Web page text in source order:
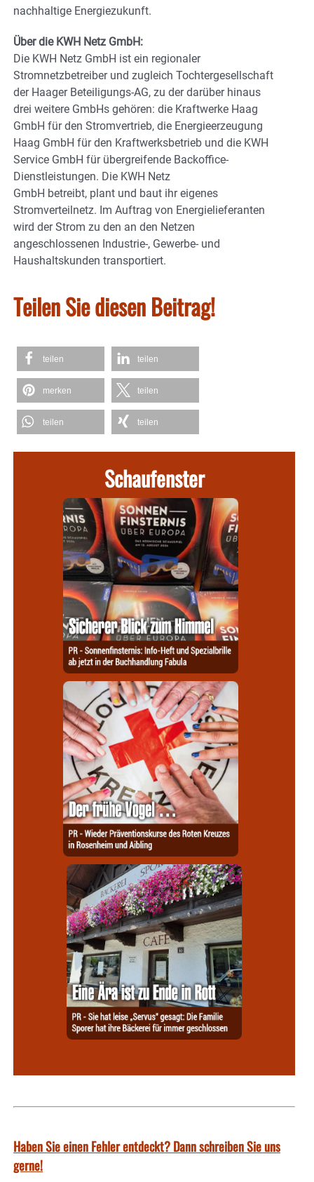
nachhaltige Energiezukunft.
Über die KWH Netz GmbH:
Die KWH Netz GmbH ist ein regionaler
Stromnetzbetreiber und zugleich Tochtergesellschaft
der Haager Beteiligungs-AG, zu der darüber hinaus
drei weitere GmbHs gehören: die Kraftwerke Haag
GmbH für den Stromvertrieb, die Energieerzeugung
Haag GmbH für den Kraftwerksbetrieb und die KWH
Service GmbH für übergreifende Backoffice-
Dienstleistungen. Die KWH Netz
GmbH betreibt, plant und baut ihr eigenes
Stromverteilnetz. Im Auftrag von Energielieferanten
wird der Strom zu den an den Netzen
angeschlossenen Industrie-, Gewerbe- und
Haushaltskunden transportiert.
Teilen Sie diesen Beitrag!
teilen teilen
merken teilen
teilen teilen
Schaufenster
Haben Sie einen Fehler entdeckt? Dann schreiben Sie uns
gerne!